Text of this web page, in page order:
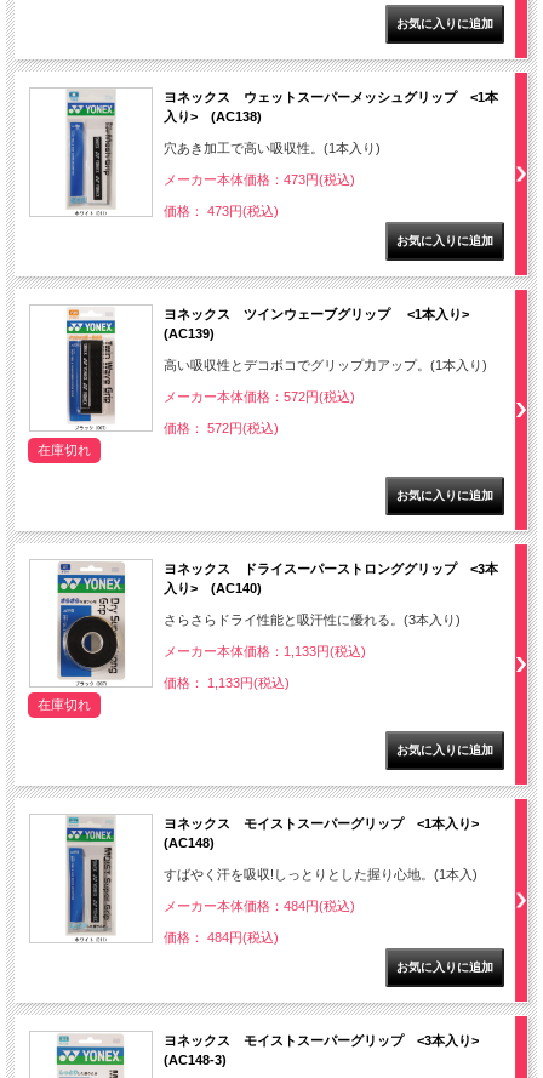
ヨネックス ウェットスーパーメッシュグリップ <1本
入り> (AC138)
穴あき加工で高い吸収性。(1本入り)
メーカー本体価格：473円(税込)
価格： 473円(税込)
ヨネックス ツインウェーブグリップ <1本入り>
(AC139)
高い吸収性とデコボコでグリップ力アップ。(1本入り)
メーカー本体価格：572円(税込)
価格： 572円(税込)
在庫切れ
ヨネックス ドライスーパーストロンググリップ <3本
入り> (AC140)
さらさらドライ性能と吸汗性に優れる。(3本入り)
メーカー本体価格：1,133円(税込)
価格： 1,133円(税込)
在庫切れ
ヨネックス モイストスーパーグリップ <1本入り>
(AC148)
すばやく汗を吸収!しっとりとした握り心地。(1本入)
メーカー本体価格：484円(税込)
価格： 484円(税込)
ヨネックス モイストスーパーグリップ <3本入り>
(AC148-3)